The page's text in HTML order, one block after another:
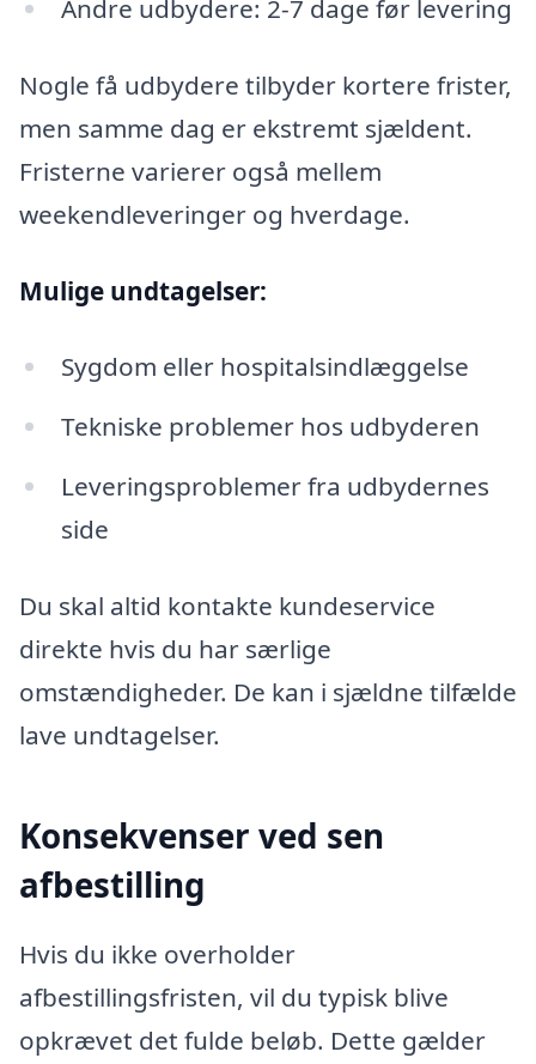
Andre udbydere: 2-7 dage før levering
Nogle få udbydere tilbyder kortere frister,
men samme dag er ekstremt sjældent.
Fristerne varierer også mellem
weekendleveringer og hverdage.
Mulige undtagelser:
Sygdom eller hospitalsindlæggelse
Tekniske problemer hos udbyderen
Leveringsproblemer fra udbydernes
side
Du skal altid kontakte kundeservice
direkte hvis du har særlige
omstændigheder. De kan i sjældne tilfælde
lave undtagelser.
Konsekvenser ved sen
afbestilling
Hvis du ikke overholder
afbestillingsfristen, vil du typisk blive
opkrævet det fulde beløb. Dette gælder